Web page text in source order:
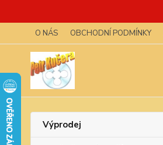
O NÁS OBCHODNÍ PODMÍNKY
Výprodej